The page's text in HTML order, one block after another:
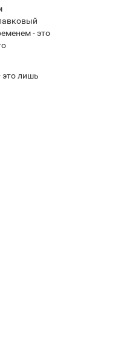
- это
это лишь